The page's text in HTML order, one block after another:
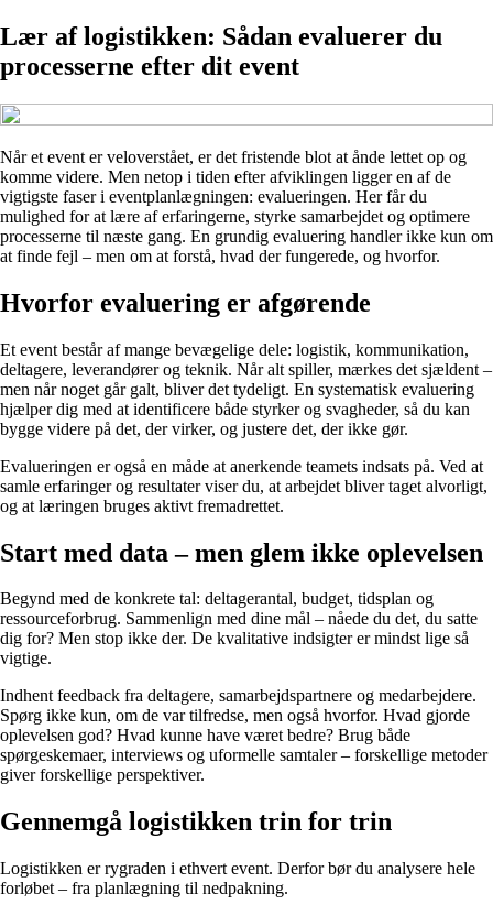
Lær af logistikken: Sådan evaluerer du
processerne efter dit event
Når et event er veloverstået, er det fristende blot at ånde lettet op og
komme videre. Men netop i tiden efter afviklingen ligger en af de
vigtigste faser i eventplanlægningen: evalueringen. Her får du
mulighed for at lære af erfaringerne, styrke samarbejdet og optimere
processerne til næste gang. En grundig evaluering handler ikke kun om
at finde fejl – men om at forstå, hvad der fungerede, og hvorfor.
Hvorfor evaluering er afgørende
Et event består af mange bevægelige dele: logistik, kommunikation,
deltagere, leverandører og teknik. Når alt spiller, mærkes det sjældent –
men når noget går galt, bliver det tydeligt. En systematisk evaluering
hjælper dig med at identificere både styrker og svagheder, så du kan
bygge videre på det, der virker, og justere det, der ikke gør.
Evalueringen er også en måde at anerkende teamets indsats på. Ved at
samle erfaringer og resultater viser du, at arbejdet bliver taget alvorligt,
og at læringen bruges aktivt fremadrettet.
Start med data – men glem ikke oplevelsen
Begynd med de konkrete tal: deltagerantal, budget, tidsplan og
ressourceforbrug. Sammenlign med dine mål – nåede du det, du satte
dig for? Men stop ikke der. De kvalitative indsigter er mindst lige så
vigtige.
Indhent feedback fra deltagere, samarbejdspartnere og medarbejdere.
Spørg ikke kun, om de var tilfredse, men også hvorfor. Hvad gjorde
oplevelsen god? Hvad kunne have været bedre? Brug både
spørgeskemaer, interviews og uformelle samtaler – forskellige metoder
giver forskellige perspektiver.
Gennemgå logistikken trin for trin
Logistikken er rygraden i ethvert event. Derfor bør du analysere hele
forløbet – fra planlægning til nedpakning.